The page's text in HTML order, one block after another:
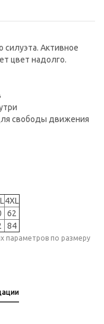
силуэта. Активное
цвет надолго.
свободы движения
4XL
62
84
параметров по размеру